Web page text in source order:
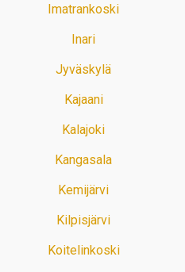
Imatrankoski
Inari
Jyväskylä
Kajaani
Kalajoki
Kangasala
Kemijärvi
Kilpisjärvi
Koitelinkoski